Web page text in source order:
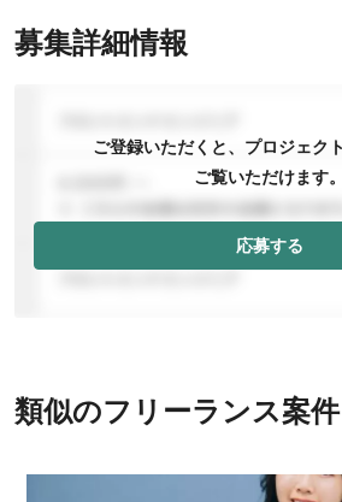
募集詳細情報
ご登録いただくと、プロジェク
ご覧いただけます。
応募する
類似のフリーランス案件